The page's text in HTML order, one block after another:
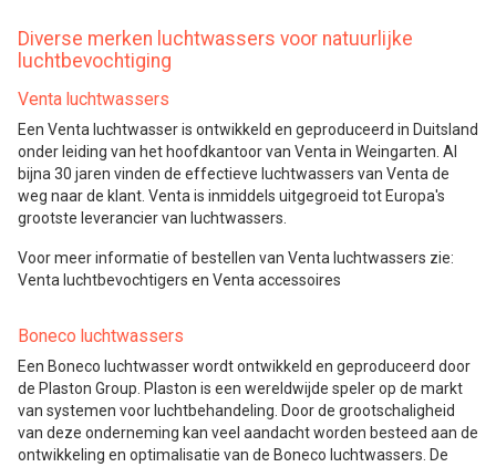
Diverse merken luchtwassers voor natuurlijke
luchtbevochtiging
Venta luchtwassers
Een Venta luchtwasser is ontwikkeld en geproduceerd in Duitsland
onder leiding van het hoofdkantoor van Venta in Weingarten. Al
bijna 30 jaren vinden de effectieve luchtwassers van Venta de
weg naar de klant. Venta is inmiddels uitgegroeid tot Europa's
grootste leverancier van luchtwassers.
Voor meer informatie of bestellen van Venta luchtwassers zie:
Venta luchtbevochtigers en Venta accessoires
Boneco luchtwassers
Een Boneco luchtwasser wordt ontwikkeld en geproduceerd door
de Plaston Group. Plaston is een wereldwijde speler op de markt
van systemen voor luchtbehandeling. Door de grootschaligheid
van deze onderneming kan veel aandacht worden besteed aan de
ontwikkeling en optimalisatie van de Boneco luchtwassers. De